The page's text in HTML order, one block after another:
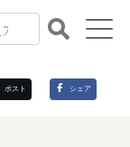
ポスト シェア